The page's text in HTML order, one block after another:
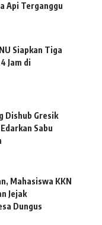
Api Terganggu
Siapkan Tiga
Jam di
Dishub Gresik
Sabu
Mahasiswa KKN
Jejak
Dungus